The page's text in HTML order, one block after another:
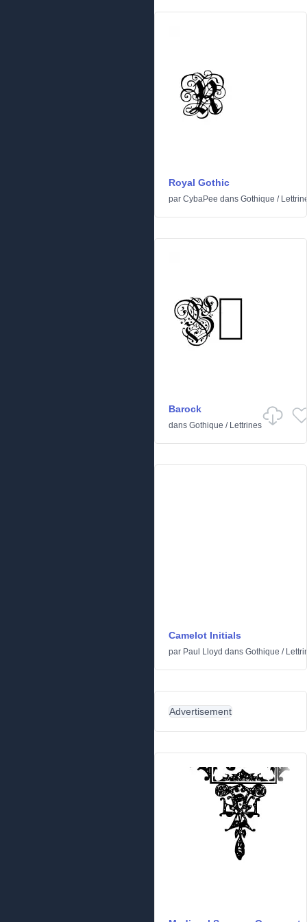
Royal Gothic
par CybaPee dans Gothique /
Barock
dans Gothique / Lettrines
Camelot Initials
par Paul Lloyd dans Gothique /
Advertisement